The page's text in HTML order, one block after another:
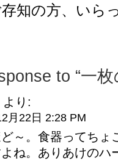
知の方、いら
to “一枚
より:
月22日 2:28 PM
～。食器ってちょ
よね。ありあけの